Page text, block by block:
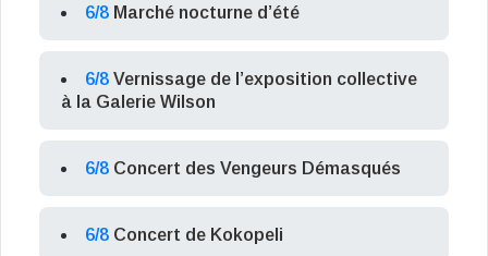
6/8 Marché nocturne d’été
6/8 Vernissage de l’exposition collective
à la Galerie Wilson
6/8 Concert des Vengeurs Démasqués
6/8 Concert de Kokopeli